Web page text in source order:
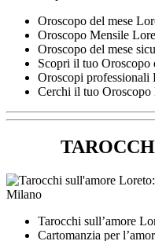
Oroscopo del mese
Oroscopo Mensile
Oroscopo del mese
Scopri il tuo Oroscopo
Oroscopi professionali
Cerchi il tuo Oroscopo
Tarocchi sull’amore
Cartomanzia per